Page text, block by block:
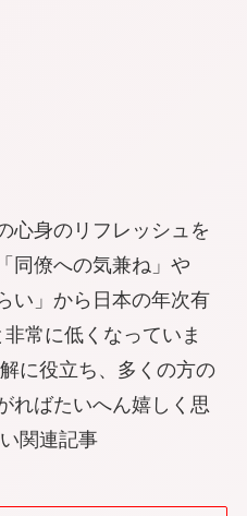
心身のリフレッシュを
同僚への気兼ね」や
い」から日本の年次有
常に低くなっていま
に役立ち、多くの方の
ればたいへん嬉しく思
関連記事